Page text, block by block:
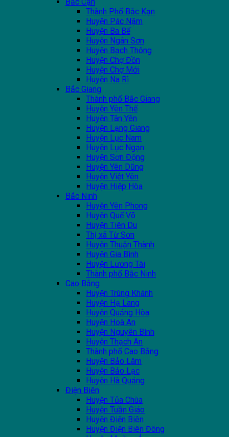
Thành Phố Bắc Kạn
Huyện Pác Nặm
Huyện Ba Bể
Huyện Ngân Sơn
Huyện Bạch Thông
Huyện Chợ Đồn
Huyện Chợ Mới
Huyện Na Rì
Bắc Giang
Thành phố Bắc Giang
Huyện Yên Thế
Huyện Tân Yên
Huyện Lạng Giang
Huyện Lục Nam
Huyện Lục Ngạn
Huyện Sơn Động
Huyện Yên Dũng
Huyện Việt Yên
Huyện Hiệp Hòa
Bắc Ninh
Huyện Yên Phong
Huyện Quế Võ
Huyện Tiên Du
Thị xã Từ Sơn
Huyện Thuận Thành
Huyện Gia Bình
Huyện Lương Tài
Thành phố Bắc Ninh
Cao Bằng
Huyện Trùng Khánh
Huyện Hạ Lang
Huyện Quảng Hòa
Huyện Hoà An
Huyện Nguyên Bình
Huyện Thạch An
Thành phố Cao Bằng
Huyện Bảo Lâm
Huyện Bảo Lạc
Huyện Hà Quảng
Điện Biên
Huyện Tủa Chùa
Huyện Tuần Giáo
Huyện Điện Biên
Huyện Điện Biên Đông